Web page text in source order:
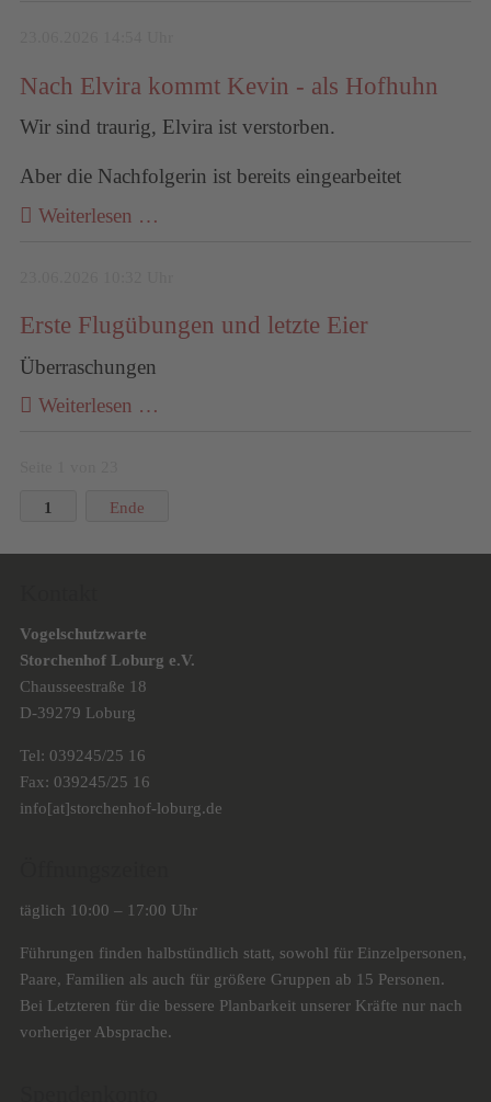
Nach Elvira kommt Kevin - als Hofhuhn
Wir sind traurig, Elvira ist verstorben.
Aber die Nachfolgerin ist bereits eingearbeitet
Weiterlesen …
Erste Flugübungen und letzte Eier
Überraschungen
Weiterlesen …
1 Ende
Vogelschutzwarte
Storchenhof Loburg e.V.
Chausseestraße 18
D-39279 Loburg
Tel: 039245/25 16
Fax: 039245/25 16
info[at]storchenhof-loburg.de
täglich 10:00 – 17:00 Uhr
Führungen finden halbstündlich statt, sowohl für Einzelpersonen,
Paare, Familien als auch für größere Gruppen ab 15 Personen.
Bei Letzteren für die bessere Planbarkeit unserer Kräfte nur nach
vorheriger Absprache.